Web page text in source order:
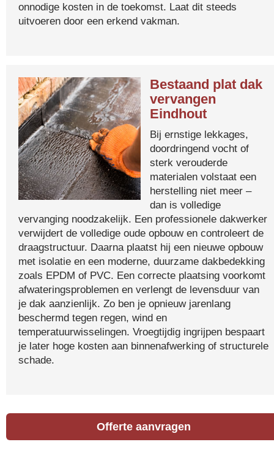
onnodige kosten in de toekomst. Laat dit steeds
uitvoeren door een erkend vakman.
Bestaand plat dak
vervangen
Eindhout
Bij ernstige lekkages,
doordringend vocht of
sterk verouderde
materialen volstaat een
herstelling niet meer –
dan is volledige
vervanging noodzakelijk. Een professionele dakwerker
verwijdert de volledige oude opbouw en controleert de
draagstructuur. Daarna plaatst hij een nieuwe opbouw
met isolatie en een moderne, duurzame dakbedekking
zoals EPDM of PVC. Een correcte plaatsing voorkomt
afwateringsproblemen en verlengt de levensduur van
je dak aanzienlijk. Zo ben je opnieuw jarenlang
beschermd tegen regen, wind en
temperatuurwisselingen. Vroegtijdig ingrijpen bespaart
je later hoge kosten aan binnenafwerking of structurele
schade.
Offerte aanvragen